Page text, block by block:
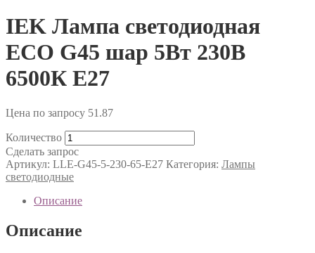
IEK Лампа светодиодная
ECO G45 шар 5Вт 230В
6500К E27
Цена по запросу 51.87
Количество
Сделать запрос
Артикул: LLE-G45-5-230-65-E27 Категория: Лампы
светодиодные
Описание
Описание